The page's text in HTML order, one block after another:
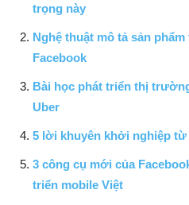
trọng này
Nghệ thuật mô tả sản
Facebook
Bài học phát triển thị
Uber
5 lời khuyên khởi nghiệp từ
3 công cụ mới của
triển mobile Việt